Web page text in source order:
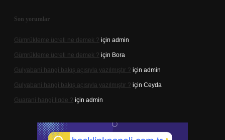
Son yorumlar
Gümrükleme ücreti ne demek ? için admin
Gümrükleme ücreti ne demek ? için Bora
Gulyabani hangi bakış açısıyla yazılmıştır ? için admin
Gulyabani hangi bakış açısıyla yazılmıştır ? için Ceyda
Guarani hangi ligde ? için admin